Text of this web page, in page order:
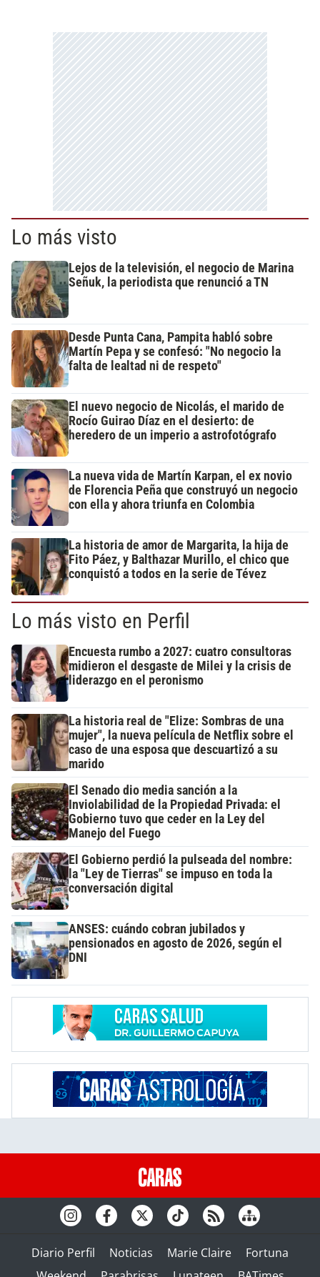
Lo más visto
Lejos de la televisión, el negocio de Marina
Señuk, la periodista que renunció a TN
Desde Punta Cana, Pampita habló sobre
Martín Pepa y se confesó: "No negocio la
falta de lealtad ni de respeto"
El nuevo negocio de Nicolás, el marido de
Rocío Guirao Díaz en el desierto: de
heredero de un imperio a astrofotógrafo
La nueva vida de Martín Karpan, el ex novio
de Florencia Peña que construyó un negocio
con ella y ahora triunfa en Colombia
La historia de amor de Margarita, la hija de
Fito Páez, y Balthazar Murillo, el chico que
conquistó a todos en la serie de Tévez
Lo más visto en Perfil
Encuesta rumbo a 2027: cuatro consultoras
midieron el desgaste de Milei y la crisis de
liderazgo en el peronismo
La historia real de "Elize: Sombras de una
mujer", la nueva película de Netflix sobre el
caso de una esposa que descuartizó a su
marido
El Senado dio media sanción a la
Inviolabilidad de la Propiedad Privada: el
Gobierno tuvo que ceder en la Ley del
Manejo del Fuego
El Gobierno perdió la pulseada del nombre:
la "Ley de Tierras" se impuso en toda la
conversación digital
ANSES: cuándo cobran jubilados y
pensionados en agosto de 2026, según el
DNI
Diario Perfil Noticias Marie Claire
Fortuna